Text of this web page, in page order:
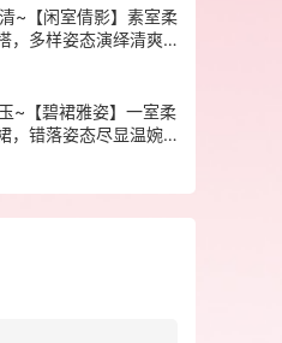
~【闲室倩影】素室柔
，多样姿态演绎清爽
~【碧裙雅姿】一室柔
，错落姿态尽显温婉